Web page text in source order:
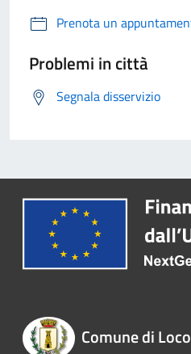
Prenota un
Problemi in città
Segnala disservizio
Comune di